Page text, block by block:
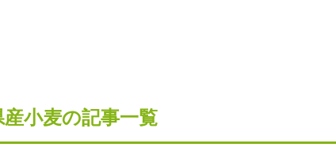
小麦の記事一覧